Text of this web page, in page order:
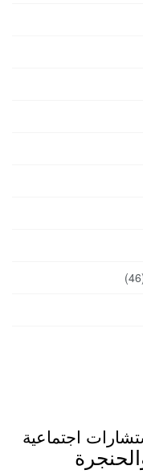
اجتماعية